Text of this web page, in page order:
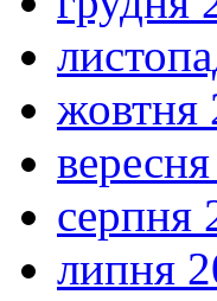
жовтня
серпня
липня